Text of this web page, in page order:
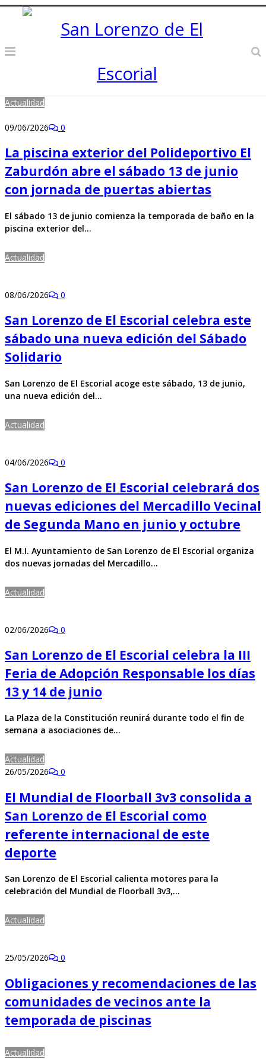
Actualidad
09/06/2026 0
La piscina exterior del Polideportivo El
Zaburdón abre el sábado 13 de junio
con jornada de puertas abiertas
El sábado 13 de junio comienza la temporada de baño en la
piscina exterior del…
Actualidad
08/06/2026 0
San Lorenzo de El Escorial celebra este
sábado una nueva edición del Sábado
Solidario
San Lorenzo de El Escorial acoge este sábado, 13 de junio,
una nueva edición del…
Actualidad
04/06/2026 0
San Lorenzo de El Escorial celebrará dos
nuevas ediciones del Mercadillo Vecinal
de Segunda Mano en junio y octubre
El M.I. Ayuntamiento de San Lorenzo de El Escorial organiza
dos nuevas jornadas del Mercadillo…
Actualidad
02/06/2026 0
San Lorenzo de El Escorial celebra la III
Feria de Adopción Responsable los días
13 y 14 de junio
La Plaza de la Constitución reunirá durante todo el fin de
semana a asociaciones de…
Actualidad
26/05/2026
0
El Mundial de Floorball 3v3 consolida a
San Lorenzo de El Escorial como
referente internacional de este
deporte
San Lorenzo de El Escorial calienta motores para la
celebración del Mundial de Floorball 3v3,…
Actualidad
25/05/2026 0
Obligaciones y recomendaciones de las
comunidades de vecinos ante la
temporada de piscinas
Actualidad